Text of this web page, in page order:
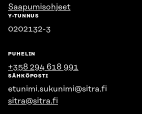
Saapumisohjeet
Y-TUNNUS
0202132-3
PUHELIN
+358 294 618 991
SÄHKÖPOSTI
etunimi.sukunimi@sitra.fi
sitra@sitra.fi